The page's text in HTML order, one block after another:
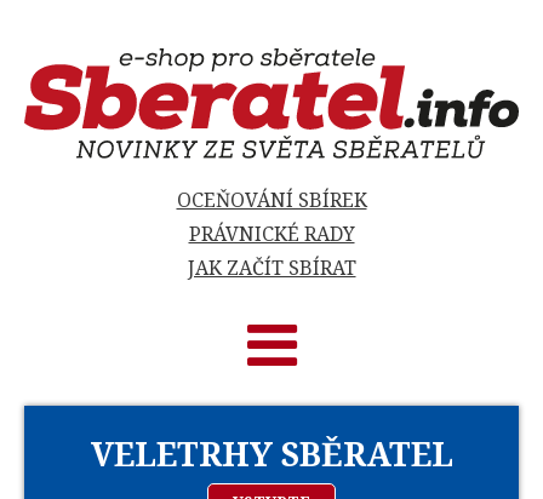
OCEŇOVÁNÍ SBÍREK
PRÁVNICKÉ RADY
JAK ZAČÍT SBÍRAT
VELETRHY SBĚRATEL